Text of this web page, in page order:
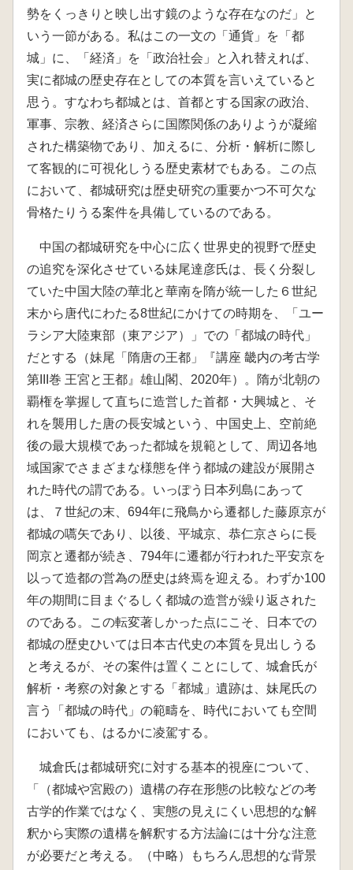
勢をくっきりと映し出す鏡のような存在なのだ」と
いう一節がある。私はこの一文の「通貨」を「都
城」に、「経済」を「政治社会」と入れ替えれば、
実に都城の歴史存在としての本質を言いえていると
思う。すなわち都城とは、首都とする国家の政治、
軍事、宗教、経済さらに国際関係のありようが凝縮
された構築物であり、加えるに、分析・解析に際し
て客観的に可視化しうる歴史素材でもある。この点
において、都城研究は歴史研究の重要かつ不可欠な
骨格たりうる案件を具備しているのである。
中国の都城研究を中心に広く世界史的視野で歴史
の追究を深化させている妹尾達彦氏は、長く分裂し
ていた中国大陸の華北と華南を隋が統一した６世紀
末から唐代にわたる8世紀にかけての時期を、「ユー
ラシア大陸東部（東アジア）」での「都城の時代」
だとする（妹尾「隋唐の王都」『講座 畿内の考古学
第III巻 王宮と王都』雄山閣、2020年）。隋が北朝の
覇権を掌握して直ちに造営した首都・大興城と、そ
れを襲用した唐の長安城という、中国史上、空前絶
後の最大規模であった都城を規範として、周辺各地
域国家でさまざまな様態を伴う都城の建設が展開さ
れた時代の謂である。いっぽう日本列島にあって
は、７世紀の末、694年に飛鳥から遷都した藤原京が
都城の嚆矢であり、以後、平城京、恭仁京さらに長
岡京と遷都が続き、794年に遷都が行われた平安京を
以って造都の営為の歴史は終焉を迎える。わずか100
年の期間に目まぐるしく都城の造営が繰り返された
のである。この転変著しかった点にこそ、日本での
都城の歴史ひいては日本古代史の本質を見出しうる
と考えるが、その案件は置くことにして、城倉氏が
解析・考察の対象とする「都城」遺跡は、妹尾氏の
言う「都城の時代」の範疇を、時代においても空間
においても、はるかに凌駕する。
城倉氏は都城研究に対する基本的視座について、
「（都城や宮殿の）遺構の存在形態の比較などの考
古学的作業ではなく、実態の見えにくい思想的な解
釈から実際の遺構を解釈する方法論には十分な注意
が必要だと考える。（中略）もちろん思想的な背景